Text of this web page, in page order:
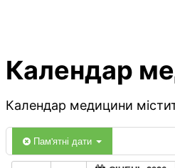
Календар
Календар медицини
Пам'ятні дати